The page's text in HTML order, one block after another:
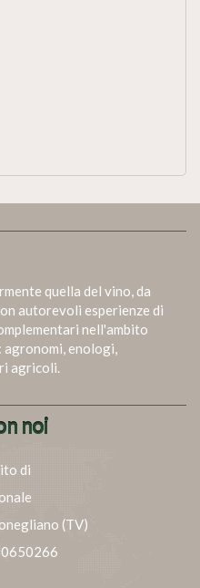
quella del vino, da
autorevoli esperienze di
nell'ambito
enologi,
agricoli.
noi
di
(TV)